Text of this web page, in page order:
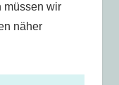
müssen wir
näher